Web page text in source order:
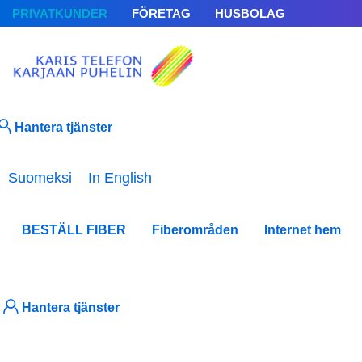
PRIVATKUNDER FÖRETAG HUSBOLAG
Hantera tjänster
Välj ditt språk
Suomeksi In English
BESTÄLL FIBER Fiberområden Internet hem
Hantera tjänster